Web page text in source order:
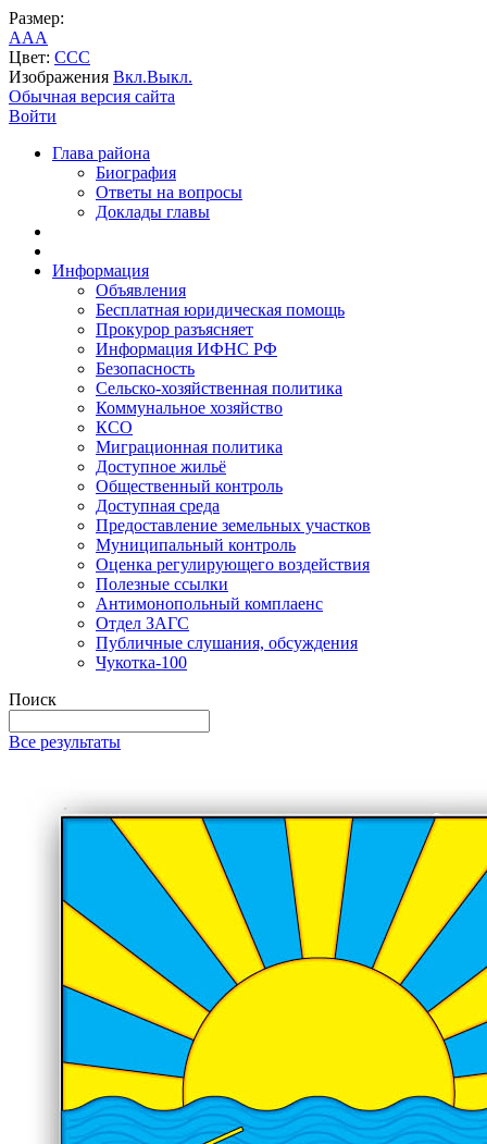
Размер:
AAA
Цвет: CCC
Изображения Вкл.Выкл.
Обычная версия сайта
Войти
Глава района
Биография
Ответы на вопросы
Доклады главы
Информация
Объявления
Бесплатная юридическая помощь
Прокурор разъясняет
Информация ИФНС РФ
Безопасность
Сельско-хозяйственная политика
Коммунальное хозяйство
КСО
Миграционная политика
Доступное жильё
Общественный контроль
Доступная среда
Предоставление земельных участков
Муниципальный контроль
Оценка регулирующего воздействия
Полезные ссылки
Антимонопольный комплаенс
Отдел ЗАГС
Публичные слушания, обсуждения
Чукотка-100
Поиск
Все результаты